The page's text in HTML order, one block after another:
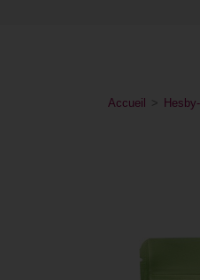
Accueil >